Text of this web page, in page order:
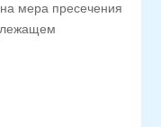
мера пресечения